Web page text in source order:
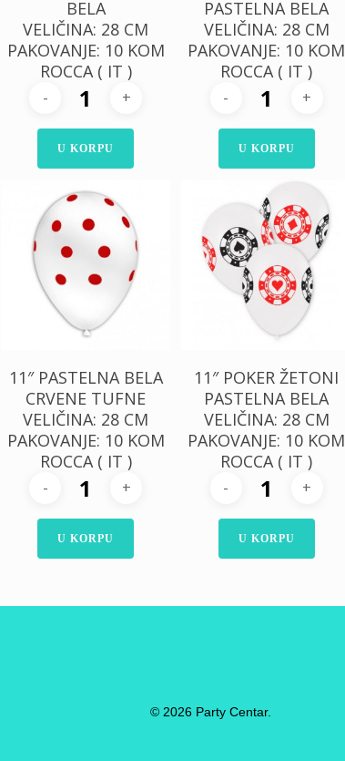
BELA
VELIČINA: 28 CM
PAKOVANJE: 10 KOM
ROCCA ( IT )
U KORPU
PASTELNA BELA
VELIČINA: 28 CM
PAKOVANJE: 10 KOM
ROCCA ( IT )
U KORPU
300,00RSD
11″ PASTELNA BELA
CRVENE TUFNE
VELIČINA: 28 CM
PAKOVANJE: 10 KOM
ROCCA ( IT )
U KORPU
300,00RSD
11″ POKER ŽETONI
PASTELNA BELA
VELIČINA: 28 CM
PAKOVANJE: 10 KOM
ROCCA ( IT )
U KORPU
© 2026 Party Centar.